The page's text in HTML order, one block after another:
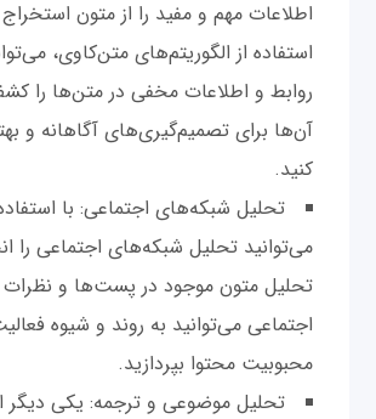
اطلاعات مهم و مفید را از متون استخراج
استفاده از الگوریتم‌های متن‌کاوی،
روابط و اطلاعات مخفی در متن‌ها را
آن‌ها برای تصمیم‌گیری‌های آگاهانه و
کنید.
تحلیل شبکه‌های اجتماعی: با
می‌توانید تحلیل شبکه‌های اجتماعی را
تحلیل متون موجود در پست‌ها و
اجتماعی می‌توانید به روند و شیوه
محبوبیت محتوا بپردازید.
تحلیل موضوعی و ترجمه: یکی دیگر